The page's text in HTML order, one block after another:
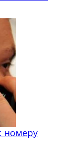
номеру